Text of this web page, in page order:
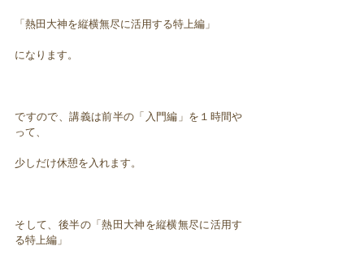
「熱田大神を縦横無尽に活用する特上編」
になります。
ですので、講義は前半の「入門編」を１時間や
って、
少しだけ休憩を入れます。
そして、後半の「熱田大神を縦横無尽に活用す
る特上編」